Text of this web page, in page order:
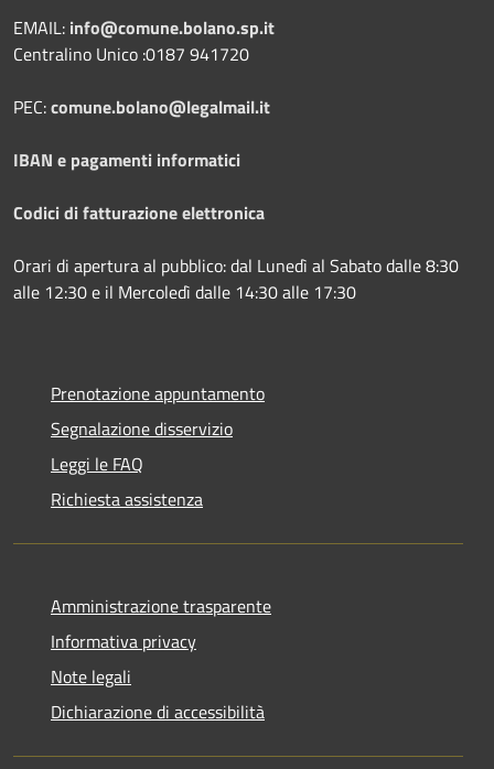
EMAIL: info@comune.bolano.sp.it
Centralino Unico :0187 941720
PEC:comune.bolano@legalmail.it
IBAN e pagamenti informatici
Codici di fatturazione elettronica
Orari di apertura al pubblico: dal Lunedì al Sabato dalle 8:30
alle 12:30 e il Mercoledì dalle 14:30 alle 17:30
Prenotazione appuntamento
Segnalazione disservizio
Leggi le FAQ
Richiesta assistenza
Amministrazione trasparente
Informativa privacy
Note legali
Dichiarazione di accessibilità